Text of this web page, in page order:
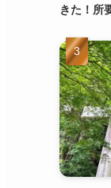
きた！所